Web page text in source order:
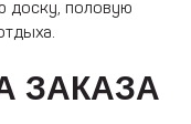
доску, половую
ЗАКАЗА